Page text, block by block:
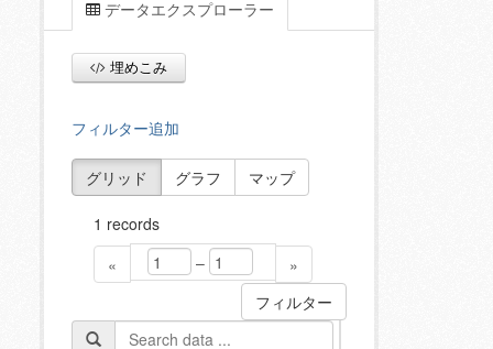
データエクスプローラー
埋めこみ
フィルター追加